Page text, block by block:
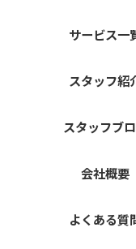
サービス一
スタッフ紹
スタッフブ
会社概要
よくある質